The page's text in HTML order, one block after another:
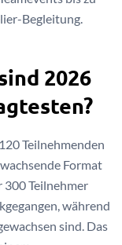
Begleitung.
2026
Teilnehmenden
Format
Teilnehmer
während
sind. Das